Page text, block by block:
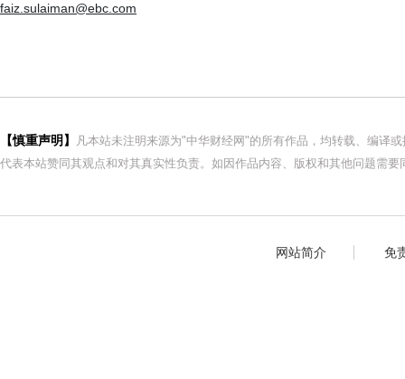
faiz.sulaiman@ebc.com
【慎重声明】
凡本站未注明来源为"中华财经网"的所有作品，均转载、编译
代表本站赞同其观点和对其真实性负责。如因作品内容、版权和其他问题需
网站简介 免